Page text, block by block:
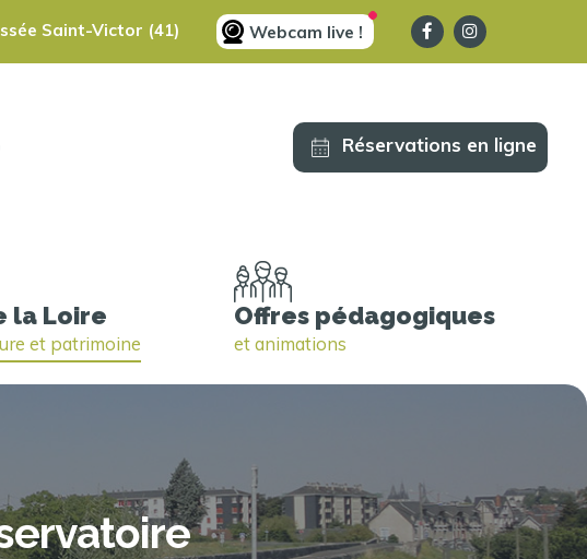
Saint-Victor (41) Webcam live !
Réservations en ligne
la Loire
et patrimoine
Offres pédagogiques
et animations